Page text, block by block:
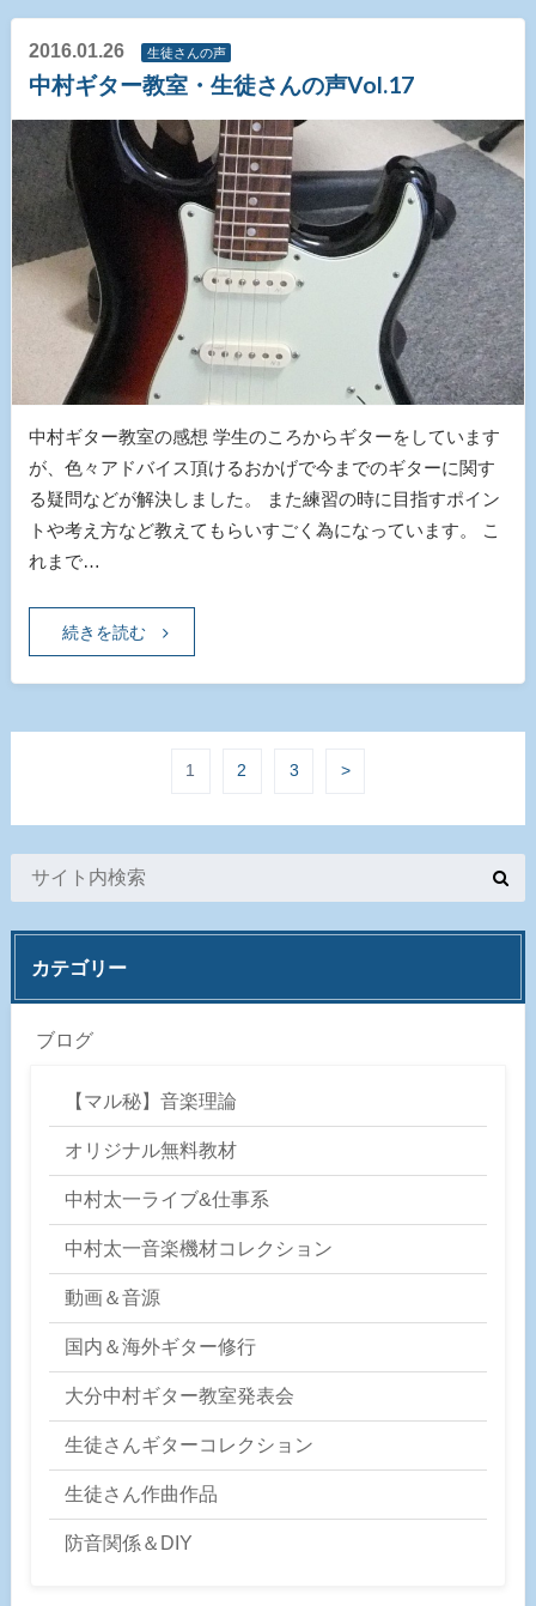
2016.01.26 生徒さんの声
中村ギター教室・生徒さんの声Vol.17
中村ギター教室の感想 学生のころからギターをしています
が、色々アドバイス頂けるおかげで今までのギターに関す
る疑問などが解決しました。 また練習の時に目指すポイン
トや考え方など教えてもらいすごく為になっています。 こ
れまで…
続きを読む
1 2 3 >
カテゴリー
ブログ
【マル秘】音楽理論
オリジナル無料教材
中村太一ライブ&仕事系
中村太一音楽機材コレクション
動画＆音源
国内＆海外ギター修行
大分中村ギター教室発表会
生徒さんギターコレクション
生徒さん作曲作品
防音関係＆DIY